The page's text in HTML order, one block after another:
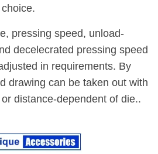
pressing speed, unload-
decelecrated pressing speed
in requirements. By
drawing can be taken out with
distance-dependent of die..